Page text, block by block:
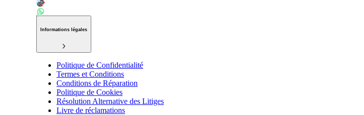
Informations légales
Politique de Confidentialité
Termes et Conditions
Conditions de Réparation
Politique de Cookies
Résolution Alternative des Litiges
Livre de réclamations